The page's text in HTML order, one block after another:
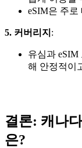
eSIM은 주로
5. 커버리지 :
유심과
해 안정적이
결론: 캐나
은?